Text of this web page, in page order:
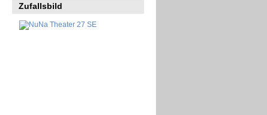
Zufallsbild